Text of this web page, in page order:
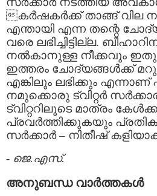
കർഷകർക്ക് താങ്ങ് വില
എന്തായി എന്ന തന്റെ
വരെ ലഭിച്ചിട്ടില്ല.
നൽകാനുള്ള നീക്കവും ഇതു
ഇത്തരം ചോദ്യങ്ങൾക്ക്
എങ്കിലും ലഭിക്കും എന്നാണ്
നമുക്കൊരു ട്വിറ്റർ
ട്വിറ്ററിലൂടെ മാത്രം
പ്രവർത്തിക്കുകയും
സർക്കാർ – നിതീഷ്
- ജെ.എസ്.
അനുബന്ധ വാര്‍ത്തകള്‍